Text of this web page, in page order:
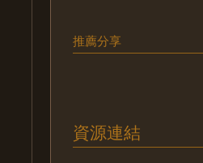
推薦分享
資源連結